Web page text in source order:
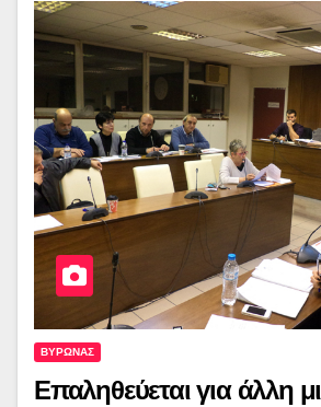
ΒΥΡΩΝΑΣ
Επαληθεύεται για άλλη